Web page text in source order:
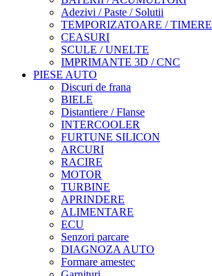
Adezivi / Paste / Solutii
TEMPORIZATOARE / TIMERE
CEASURI
SCULE / UNELTE
IMPRIMANTE 3D / CNC
PIESE AUTO
Discuri de frana
BIELE
Distantiere / Flanse
INTERCOOLER
FURTUNE SILICON
ARCURI
RACIRE
MOTOR
TURBINE
APRINDERE
ALIMENTARE
ECU
Senzori parcare
DIAGNOZA AUTO
Formare amestec